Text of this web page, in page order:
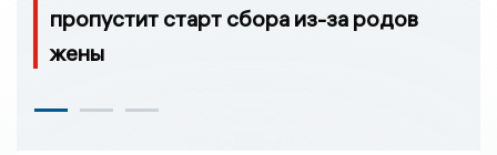
пропустит старт сбора из-за родов
жены